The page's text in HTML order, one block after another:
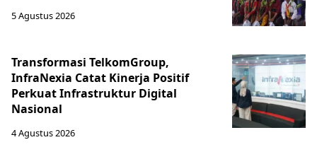
5 Agustus 2026
Transformasi TelkomGroup,
InfraNexia Catat Kinerja Positif
Perkuat Infrastruktur Digital
Nasional
4 Agustus 2026